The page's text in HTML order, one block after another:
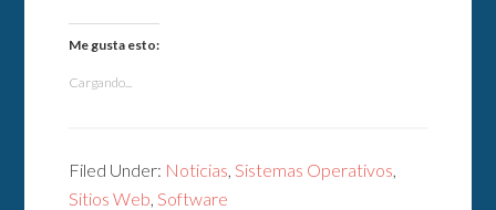
Me gusta esto:
Cargando...
Filed Under: Noticias Sistemas Operativos
Sitios Web Software